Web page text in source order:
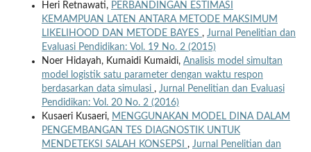
Heri Retnawati, PERBANDINGAN ESTIMASI
KEMAMPUAN LATEN ANTARA METODE MAKSIMUM
LIKELIHOOD DAN METODE BAYES , Jurnal Penelitian dan
Evaluasi Pendidikan: Vol. 19 No. 2 (2015)
Noer Hidayah, Kumaidi Kumaidi, Analisis model simultan
model logistik satu parameter dengan waktu respon
berdasarkan data simulasi , Jurnal Penelitian dan Evaluasi
Pendidikan: Vol. 20 No. 2 (2016)
Kusaeri Kusaeri, MENGGUNAKAN MODEL DINA DALAM
PENGEMBANGAN TES DIAGNOSTIK UNTUK
MENDETEKSI SALAH KONSEPSI , Jurnal Penelitian dan